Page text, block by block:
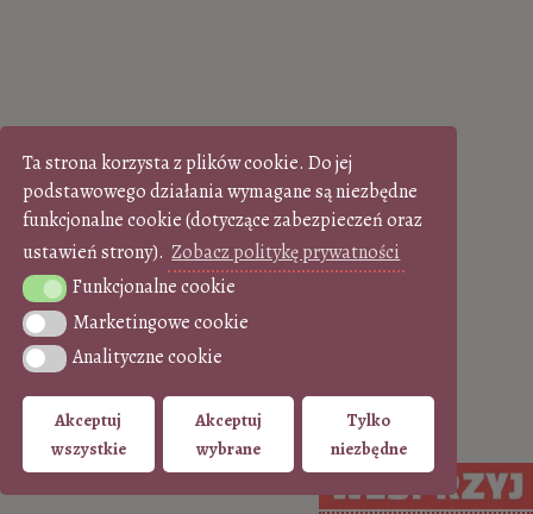
Ta strona korzysta z plików cookie. Do jej
podstawowego działania wymagane są niezbędne
funkcjonalne cookie (dotyczące zabezpieczeń oraz
ustawień strony). Zobacz politykę prywatności
Funkcjonalne cookie
Funkcjonalne cookie
Marketingowe cookie
Marketingowe cookie
Analityczne cookie
Analityczne cookie
Akceptuj
wszystkie
Akceptuj
wybrane
Tylko
niezbędne